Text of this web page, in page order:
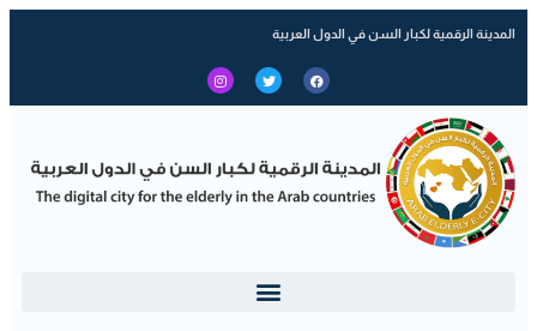
المدينة الرقمية لكبار السن في الدول العربية